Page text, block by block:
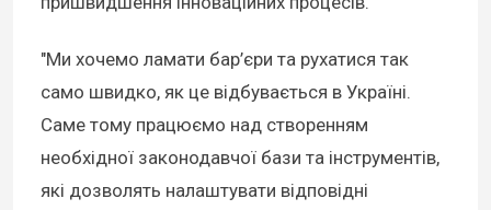
"Ми хочемо ламати бар’єри та рухатися так
само швидко, як це відбувається в Україні.
Саме тому працюємо над створенням
необхідної законодавчої бази та інструментів,
які дозволять налаштувати відповідні